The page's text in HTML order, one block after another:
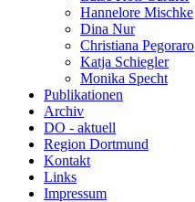
Hannelore Mischke
Dina Nur
Christiana Pegoraro
Katja Schiegler
Monika Specht
Publikationen
Archiv
DO - aktuell
Region Dortmund
Kontakt
Links
Impressum